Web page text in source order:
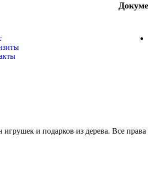
и подарков из дерева. Все